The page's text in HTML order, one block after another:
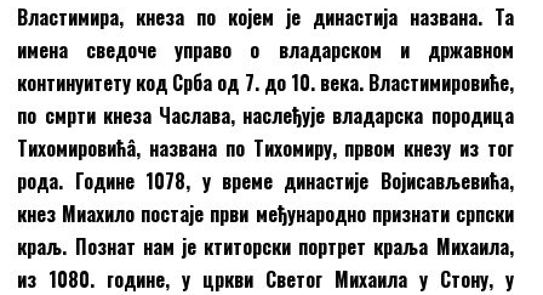
Властимира, кнеза по којем је династија названа. Та
имена сведоче управо о владарском и државном
континуитету код Срба од 7. до 10. века. Властимировиће,
по смрти кнеза Часлава, наслеђује владарска породица
Тихомировићâ, названа по Тихомиру, првом кнезу из тог
рода. Године 1078, у време династије Војисављевића,
кнез Миахило постаје први међународно признати српски
краљ. Познат нам је ктиторски портрет краља Михаила,
из 1080. године, у цркви Светог Михаила у Стону, у